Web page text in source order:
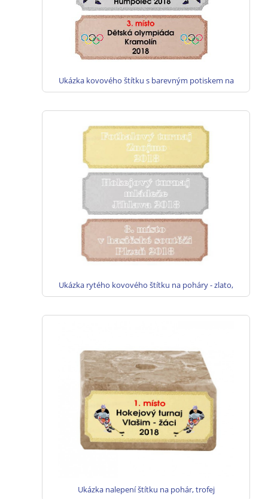
Ukázka kovového štítku s barevným potiskem na
poháry - zlato, stříbro, bronz
Ukázka rytého kovového štítku na poháry - zlato,
stříbro, bronz
Ukázka nalepení štítku na pohár, trofej